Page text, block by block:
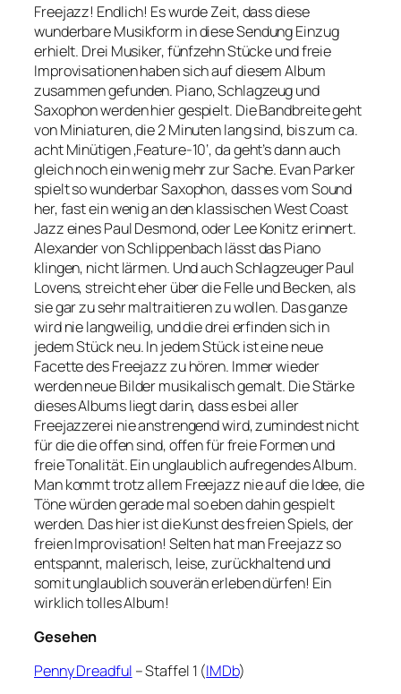
Freejazz! Endlich! Es wurde Zeit, dass diese
wunderbare Musikform in diese Sendung Einzug
erhielt. Drei Musiker, fünfzehn Stücke und freie
Improvisationen haben sich auf diesem Album
zusammen gefunden. Piano, Schlagzeug und
Saxophon werden hier gespielt. Die Bandbreite geht
von Miniaturen, die 2 Minuten lang sind, bis zum ca.
acht Minütigen ‚Feature-10‘, da geht’s dann auch
gleich noch ein wenig mehr zur Sache. Evan Parker
spielt so wunderbar Saxophon, dass es vom Sound
her, fast ein wenig an den klassischen West Coast
Jazz eines Paul Desmond, oder Lee Konitz erinnert.
Alexander von Schlippenbach lässt das Piano
klingen, nicht lärmen. Und auch Schlagzeuger Paul
Lovens, streicht eher über die Felle und Becken, als
sie gar zu sehr maltraitieren zu wollen. Das ganze
wird nie langweilig, und die drei erfinden sich in
jedem Stück neu. In jedem Stück ist eine neue
Facette des Freejazz zu hören. Immer wieder
werden neue Bilder musikalisch gemalt. Die Stärke
dieses Albums liegt darin, dass es bei aller
Freejazzerei nie anstrengend wird, zumindest nicht
für die die offen sind, offen für freie Formen und
freie Tonalität. Ein unglaublich aufregendes Album.
Man kommt trotz allem Freejazz nie auf die Idee, die
Töne würden gerade mal so eben dahin gespielt
werden. Das hier ist die Kunst des freien Spiels, der
freien Improvisation! Selten hat man Freejazz so
entspannt, malerisch, leise, zurückhaltend und
somit unglaublich souverän erleben dürfen! Ein
wirklich tolles Album!
Gesehen
Penny Dreadful – Staffel 1 (IMDb)